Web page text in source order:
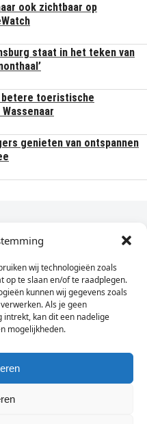
wij technologieën zoals
op te slaan en/of te raadplegen.
kunnen wij gegevens zoals
Als je geen
kan dit een nadelige
mogelijkheden.
ook zichtbaar op
staat in het teken van
betere toeristische
genieten van ontspannen
in je e-mail?